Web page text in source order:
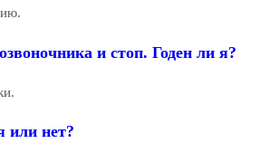
и стоп. Годен ли я?
или нет?